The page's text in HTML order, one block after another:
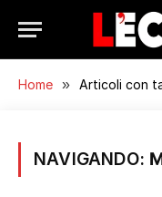
Home » Articoli con
NAVIGANDO: